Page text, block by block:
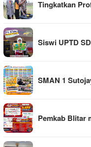
Tingkatkan
Siswi UPTD
SMAN 1
Pemkab Blitar